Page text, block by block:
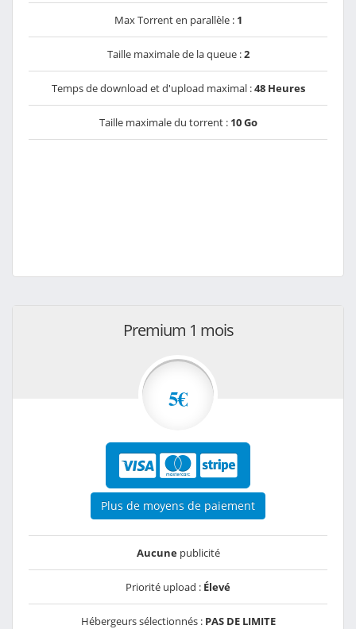
Max Torrent en parallèle : 1
Taille maximale de la queue :2
Temps de download et d'upload maximal :48 Heures
Taille maximale du torrent : 10 Go
Premium 1 mois
5€
Plus de moyens de paiement
Aucunepublicité
Priorité upload : Élevé
Hébergeurs sélectionnés : PAS DE LIMITE